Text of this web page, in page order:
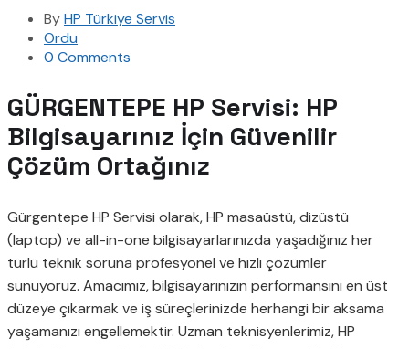
ByHP Türkiye Servis
Ordu
0 Comments
GÜRGENTEPE HP Servisi: HP
Bilgisayarınız İçin Güvenilir
Çözüm Ortağınız
Gürgentepe HP Servisi olarak, HP masaüstü, dizüstü
(laptop) ve all-in-one bilgisayarlarınızda yaşadığınız her
türlü teknik soruna profesyonel ve hızlı çözümler
sunuyoruz. Amacımız, bilgisayarınızın performansını en üst
düzeye çıkarmak ve iş süreçlerinizde herhangi bir aksama
yaşamanızı engellemektir. Uzman teknisyenlerimiz, HP